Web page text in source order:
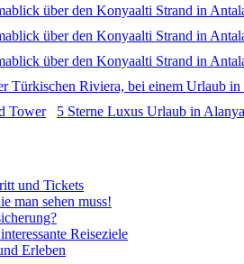
5 Sterne Luxus Urlaub in
und Tickets
man sehen muss!
Reiseziele
Erleben